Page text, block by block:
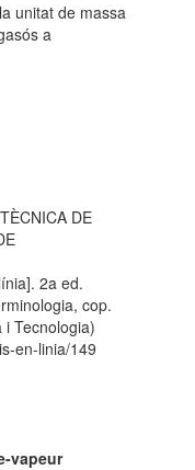
unitat de massa
a
DE
2a ed.
cop.
Tecnologia)
en-linia/149
vapeur